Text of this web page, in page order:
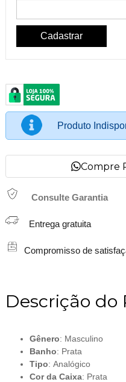
Produto
Compre
Consulte Garantia
Entrega gratuita
Compromisso de
Descrição do
Gênero: Masculino
Banho: Prata
Tipo: Analógico
Cor da Caixa: Prata